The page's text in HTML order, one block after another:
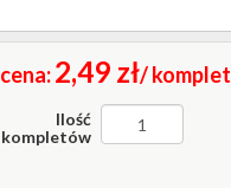
cena:2,49 zł/ komplet
Ilość
kompletów